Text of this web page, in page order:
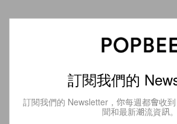
訂閱我們的
訂閱我們的 Newsletter，你每週都會收
聞和最新潮流資訊。